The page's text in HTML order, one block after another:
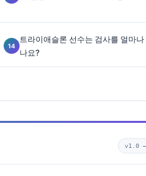
트라이애슬론 선수는 검사를 얼마
나요?
v1.0